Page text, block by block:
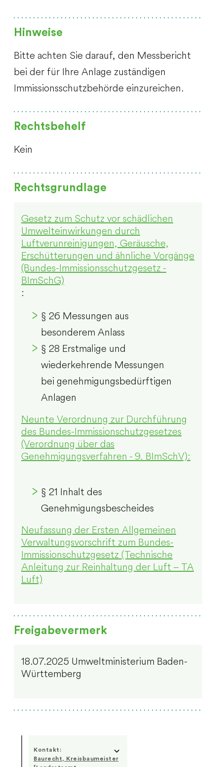
Hinweise
Bitte achten Sie darauf, den Messbericht
bei der für Ihre Anlage zuständigen
Immissionsschutzbehörde einzureichen.
Rechtsbehelf
Kein
Rechtsgrundlage
Gesetz zum Schutz vor schädlichen
Umwelteinwirkungen durch
Luftverunreinigungen, Geräusche,
Erschütterungen und ähnliche Vorgänge
(Bundes-Immissionsschutzgesetz -
BImSchG)
:
§ 26 Messungen aus
besonderem Anlass
§ 28 Erstmalige und
wiederkehrende Messungen
bei genehmigungsbedürftigen
Anlagen
Neunte Verordnung zur Durchführung
des Bundes-Immissionschutzgesetzes
(Verordnung über das
Genehmigungsverfahren - 9. BImSchV):
§ 21 Inhalt des
Genehmigungsbescheides
Neufassung der Ersten Allgemeinen
Verwaltungsvorschrift zum Bundes-
Immissionschutzgesetz (Technische
Anleitung zur Reinhaltung der Luft – TA
Luft)
Freigabevermerk
18.07.2025 Umweltministerium Baden-
Württemberg
Kontakt:
Baurecht, Kreisbaumeister